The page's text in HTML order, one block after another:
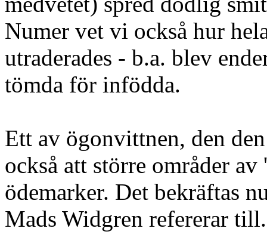
Numer vet vi också hur
utraderades - b.a. blev
tömda för infödda.
Ett av ögonvittnen, den
också att större områder
ödemarker. Det bekräftas
Mads Widgren refererar till.